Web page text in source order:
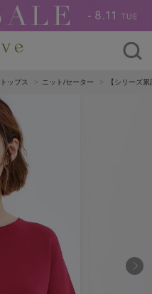
トップス ニット/セーター 【シリーズ